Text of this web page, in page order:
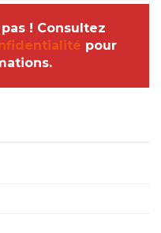
! Consultez
pour